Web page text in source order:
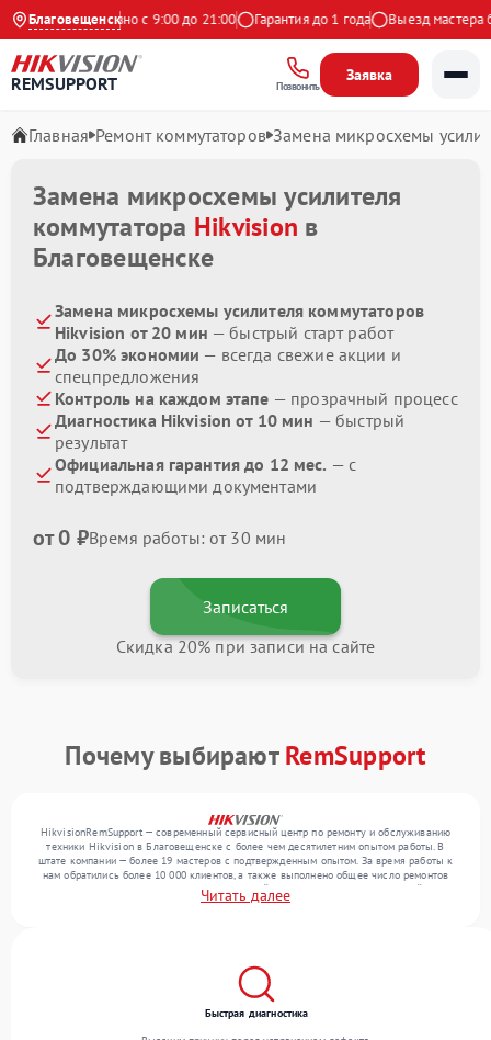
Благовещенск
Ежедневно с 9:00 до 21:00 Гарантия до 1 года Выезд мастера
REMSUPPORT Позвонить
Заявка
Главная Ремонт коммутаторов Замена микросхемы
Замена микросхемы усилителя
коммутатора Hikvision в
Благовещенске
Замена микросхемы усилителя коммутаторов
Hikvision от 20 мин — быстрый старт работ
До 30% экономии — всегда свежие акции и
спецпредложения
Контроль на каждом этапе — прозрачный процесс
Диагностика Hikvision от 10 мин — быстрый
результат
Официальная гарантия до 12 мес. — с
подтверждающими документами
от 0 ₽Время работы: от 30 мин
Записаться
Скидка 20% при записи на сайте
Почему выбираютRemSupport
HikvisionRemSupport — современный сервисный центр по ремонту и обслуживанию
техники Hikvision в Благовещенске с более чем десятилетним опытом работы. В
штате компании — более 19 мастеров с подтвержденным опытом. За время работы к
нам обратились более 10 000 клиентов, а также выполнено общее число ремонтов
превысило 12 000. Ежемесячно в сервисный центр поступает от 300 устройств,
включая , , . Мы выполняем ремонт различного уровня сложности и поддерживаем
Читать далее
Быстрая диагностика